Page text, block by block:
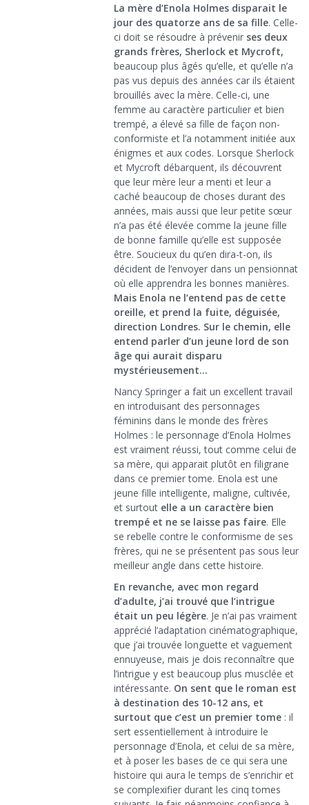
La mère d’Enola Holmes disparait le
jour des quatorze ans de sa fille. Celle-
ci doit se résoudre à prévenir ses deux
grands frères, Sherlock et Mycroft,
beaucoup plus âgés qu’elle, et qu’elle n’a
pas vus depuis des années car ils étaient
brouillés avec la mère. Celle-ci, une
femme au caractère particulier et bien
trempé, a élevé sa fille de façon non-
conformiste et l’a notamment initiée aux
énigmes et aux codes. Lorsque Sherlock
et Mycroft débarquent, ils découvrent
que leur mère leur a menti et leur a
caché beaucoup de choses durant des
années, mais aussi que leur petite sœur
n’a pas été élevée comme la jeune fille
de bonne famille qu’elle est supposée
être. Soucieux du qu’en dira-t-on, ils
décident de l’envoyer dans un pensionnat
où elle apprendra les bonnes manières.
Mais Enola ne l’entend pas de cette
oreille, et prend la fuite, déguisée,
direction Londres. Sur le chemin, elle
entend parler d’un jeune lord de son
âge qui aurait disparu
mystérieusement…
Nancy Springer a fait un excellent travail
en introduisant des personnages
féminins dans le monde des frères
Holmes : le personnage d’Enola Holmes
est vraiment réussi, tout comme celui de
sa mère, qui apparait plutôt en filigrane
dans ce premier tome. Enola est une
jeune fille intelligente, maligne, cultivée,
et surtout elle a un caractère bien
trempé et ne se laisse pas faire. Elle
se rebelle contre le conformisme de ses
frères, qui ne se présentent pas sous leur
meilleur angle dans cette histoire.
En revanche, avec mon regard
d’adulte, j’ai trouvé que l’intrigue
était un peu légère. Je n’ai pas vraiment
apprécié l’adaptation cinématographique,
que j’ai trouvée longuette et vaguement
ennuyeuse, mais je dois reconnaître que
l’intrigue y est beaucoup plus musclée et
intéressante. On sent que le roman est
à destination des 10-12 ans, et
surtout que c’est un premier tome : il
sert essentiellement à introduire le
personnage d’Enola, et celui de sa mère,
et à poser les bases de ce qui sera une
histoire qui aura le temps de s’enrichir et
se complexifier durant les cinq tomes